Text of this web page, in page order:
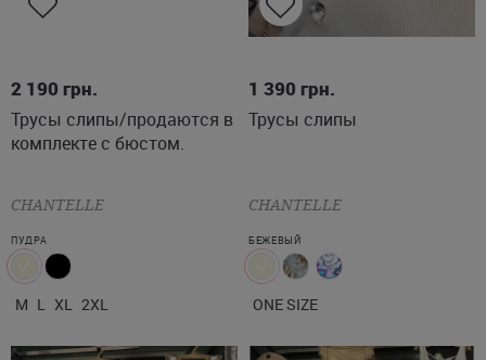
2 190 грн.
Трусы слипы/продаются в
комплекте с бюстом.
CHANTELLE
ПУДРА
M L XL 2XL
1 390 грн.
Трусы слипы
CHANTELLE
БЕЖЕВЫЙ
ONE SIZE